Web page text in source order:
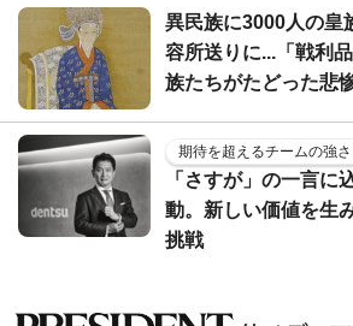
異民族に3000人の皇
容所送りに...「戦利
族たちがたどった悲
期待を超えるチームの強さ
「さすが」の一言に
動。新しい価値を生
挑戦